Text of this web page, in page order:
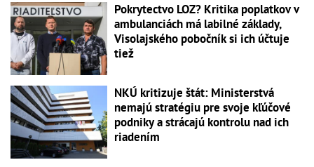
Pokrytectvo LOZ? Kritika poplatkov v
ambulanciách má labilné základy,
Visolajského pobočník si ich účtuje
tiež
NKÚ kritizuje štát: Ministerstvá
nemajú stratégiu pre svoje kľúčové
podniky a strácajú kontrolu nad ich
riadením